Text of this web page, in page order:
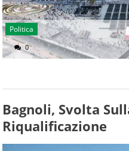
Politica
0
Bagnoli, Svolta
Riqualificazione